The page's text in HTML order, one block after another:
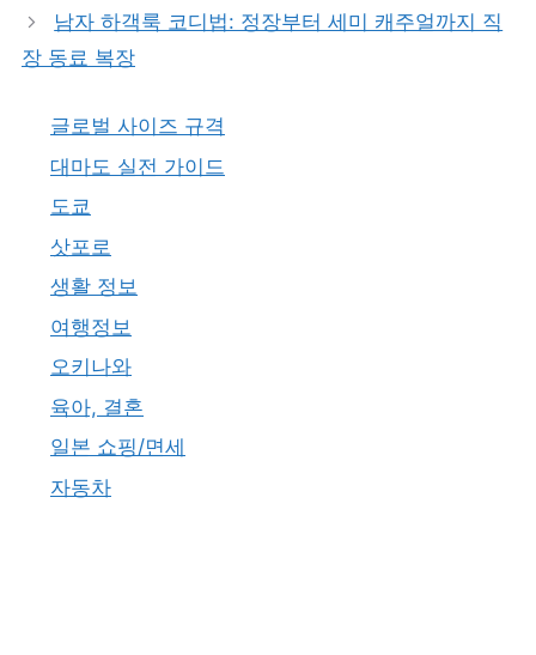
남자 하객룩 코디법: 정장부터 세미 캐주얼까지 직
장 동료 복장
글로벌 사이즈 규격
대마도 실전 가이드
도쿄
삿포로
생활 정보
여행정보
오키나와
육아, 결혼
일본 쇼핑/면세
자동차